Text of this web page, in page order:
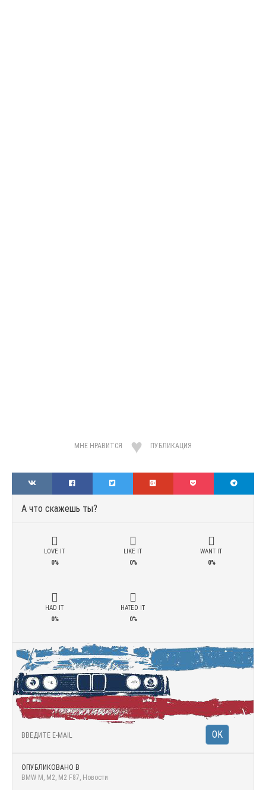
МНЕ НРАВИТСЯ ПУБЛИКАЦИЯ
А что скажешь ты?
LOVE IT
0%
LIKE IT
0%
WANT IT
0%
HAD IT
0%
HATED IT
0%
ОПУБЛИКОВАНО В
BMW M M2 M2 F87 Новости